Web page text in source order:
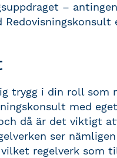
–
trygg i din roll som
med
då är det viktigt
ser
regelverk som